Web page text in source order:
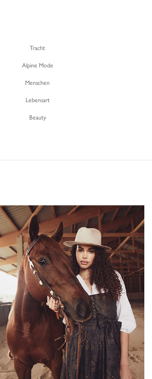
Tracht
Alpine Mode
Menschen
Lebensart
Beauty